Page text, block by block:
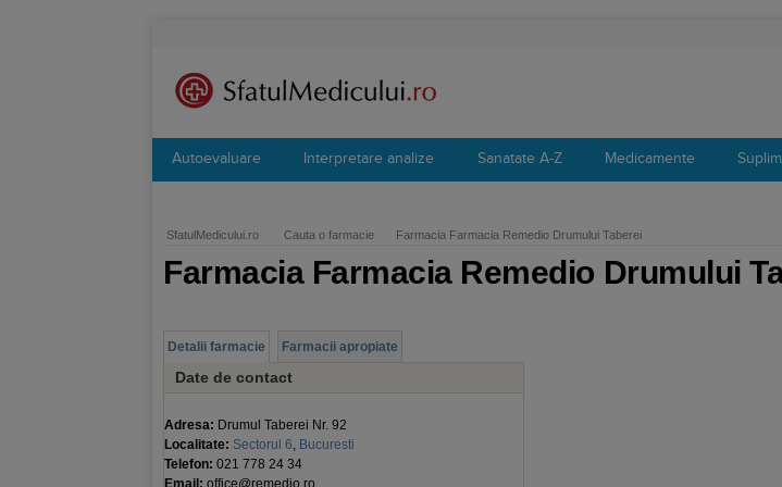
Autoevaluare Interpretare analize Sanatate A-Z Medicamente
SfatulMedicului.ro Cauta o farmacie Farmacia Farmacia Remedio Drumului Taberei
Farmacia Farmacia Remedio Drumului
Detalii farmacie Farmacii apropiate
Date de contact
Adresa: Drumul Taberei Nr. 92
Localitate: Sectorul 6, Bucuresti
Telefon: 021 778 24 34
Email: office@remedio.ro